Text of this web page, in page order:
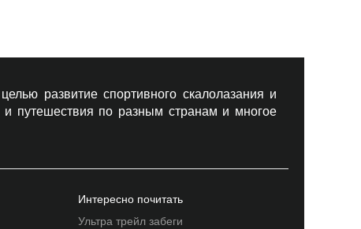
развитие спортивного скалолазания и
путешествия по разным странам и многое
Интересно почитать
Ультра трейл забеги